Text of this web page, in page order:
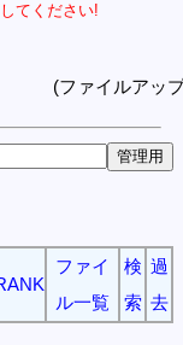
てください!
(ファイルアッ
ファイ
ル一覧
検
索
過
去